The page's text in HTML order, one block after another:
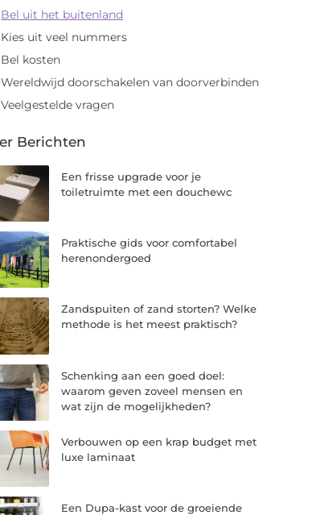
Bel uit het buitenland
Kies uit veel nummers
Bel kosten
Wereldwijd doorschakelen van doorverbinden
Veelgestelde vragen
Berichten
Een frisse upgrade voor je
toiletruimte met een douchewc
Praktische gids voor comfortabel
herenondergoed
Zandspuiten of zand storten? Welke
methode is het meest praktisch?
Schenking aan een goed doel:
waarom geven zoveel mensen en
wat zijn de mogelijkheden?
Verbouwen op een krap budget met
luxe laminaat
Een Dupa-kast voor de groeiende